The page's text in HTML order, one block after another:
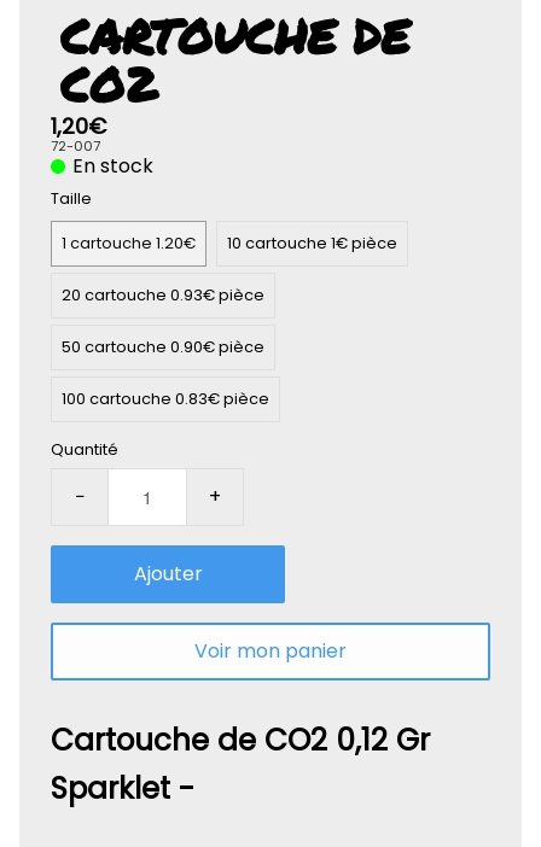
CARTOUCHE DE
CO2
1,20€
72-007
En stock
Taille
1 cartouche 1.20€ 10 cartouche 1€ pièce
20 cartouche 0.93€ pièce
50 cartouche 0.90€ pièce
100 cartouche 0.83€ pièce
Quantité
− +
Ajouter
Voir mon panier
Cartouche de CO2 0,12 Gr
Sparklet -